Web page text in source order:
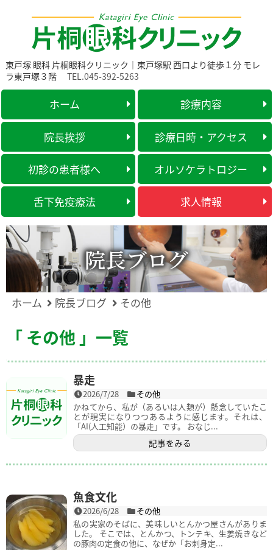
東戸塚 眼科 片桐眼科クリニック｜東戸塚駅 西口より徒歩１分 モレ
ラ東戸塚３階
TEL.045-392-5263
ホーム 診療内容
院長挨拶 診療日時・アクセス
初診の患者様へ オルソケラトロジー
舌下免疫療法 求人情報
院長ブログ
ホーム 院長ブログ その他
「 その他 」一覧
暴走
2026/7/28
その他
かねてから、私が（あるいは人類が）懸念していたこ
とが現実になりつつあるように感じます。それは、
「AI(人工知能）の暴走」です。 おなじ...
記事をみる
魚食文化
2026/6/28
その他
私の実家のそばに、美味しいとんかつ屋さんがありま
した。 そこでは、とんかつ、トンテキ、生姜焼きなど
の豚肉の定食の他に、なぜか「お刺身定...